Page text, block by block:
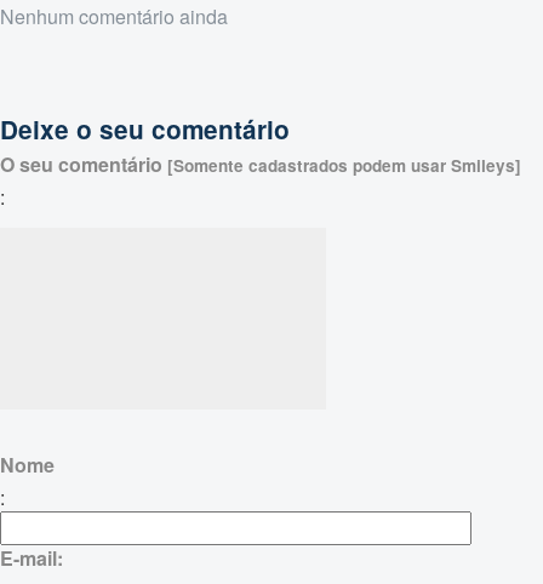
Nenhum comentário ainda
Deixe o seu comentário
O seu comentário [Somente cadastrados podem usar Smileys]
:
Nome
:
E-mail: